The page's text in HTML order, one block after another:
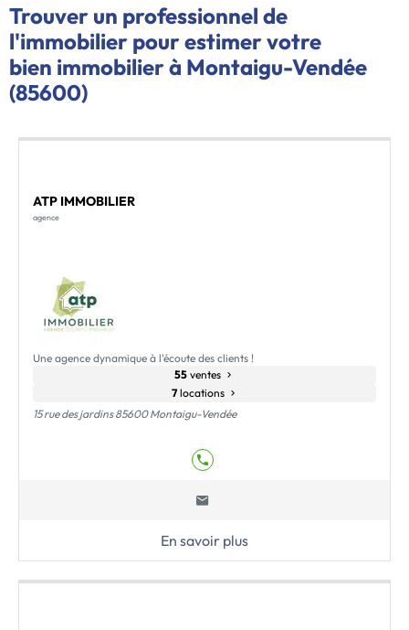
Trouver un professionnel de
l'immobilier pour estimer votre
bien immobilier à Montaigu-Vendée
(85600)
ATP IMMOBILIER
agence
Une agence dynamique à l'écoute des clients !
55 ventes
7locations
15 rue des jardins 85600 Montaigu-Vendée
En savoir plus